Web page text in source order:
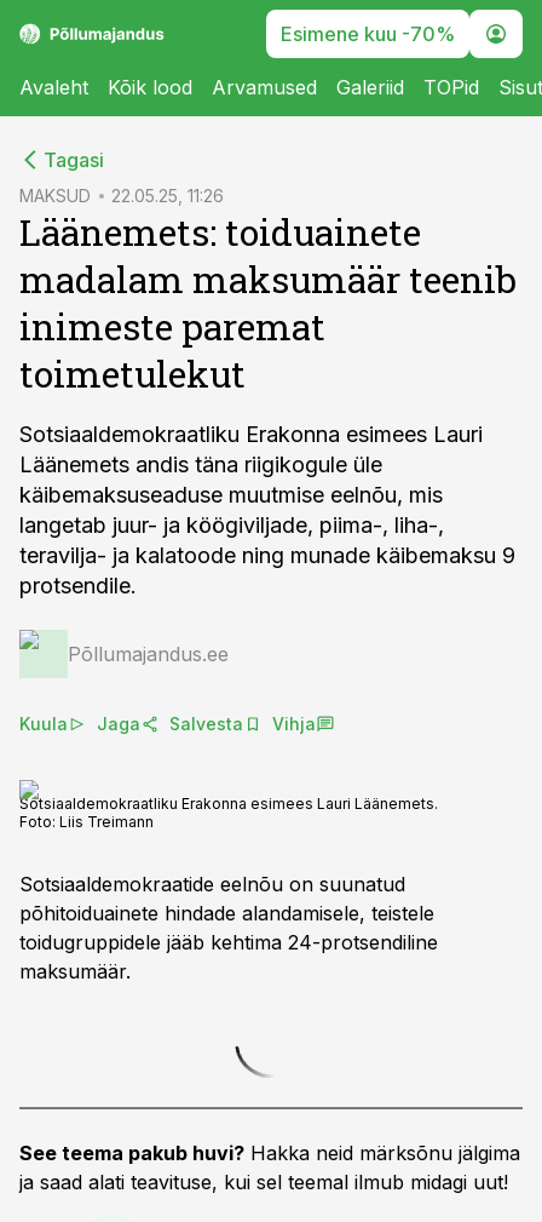
Esimene kuu -70%
Avaleht Kõik lood Arvamused Galeriid TOPid
Tagasi
MAKSUD 22.05.25, 11:26
Läänemets: toiduainete
madalam maksumäär teenib
inimeste paremat
toimetulekut
Sotsiaaldemokraatliku Erakonna esimees Lauri
Läänemets andis täna riigikogule üle
käibemaksuseaduse muutmise eelnõu, mis
langetab juur- ja köögiviljade, piima-, liha-,
teravilja- ja kalatoode ning munade käibemaksu 9
protsendile.
Põllumajandus.ee
Kuula Jaga Salvesta Vihja
Sotsiaaldemokraatliku Erakonna esimees Lauri Läänemets.
Foto: Liis Treimann
Sotsiaaldemokraatide eelnõu on suunatud
põhitoiduainete hindade alandamisele, teistele
toidugruppidele jääb kehtima 24-protsendiline
maksumäär.
See teema pakub huvi? Hakka neid märksõnu jälgima
ja saad alati teavituse, kui sel teemal ilmub midagi uut!